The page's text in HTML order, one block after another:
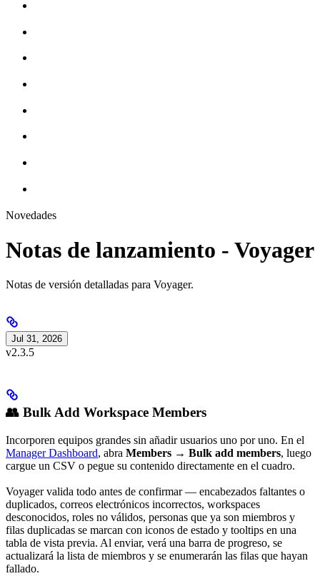
Novedades
Notas de lanzamiento - Voyager
Notas de versión detalladas para Voyager.
Jul 31, 2026
v2.3.5
👥 Bulk Add Workspace Members
Incorporen equipos grandes sin añadir usuarios uno por uno. En el
Manager Dashboard, abra Members → Bulk add members, luego
cargue un CSV o pegue su contenido directamente en el cuadro.
Voyager valida todo antes de confirmar — encabezados faltantes o
duplicados, correos electrónicos incorrectos, workspaces
desconocidos, roles no válidos, personas que ya son miembros y
filas duplicadas se marcan con iconos de estado y tooltips en una
tabla de vista previa. Al enviar, verá una barra de progreso, se
actualizará la lista de miembros y se enumerarán las filas que hayan
fallado.